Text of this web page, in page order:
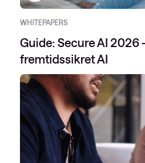
WHITEPAPERS
Guide: Secure AI 2026
fremtidssikret AI